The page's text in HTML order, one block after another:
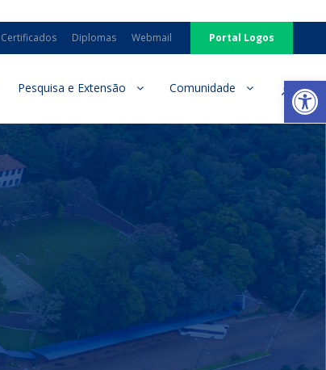
Certificados Diplomas Webmail Portal Logos
Pesquisa e Extensão Comunidade